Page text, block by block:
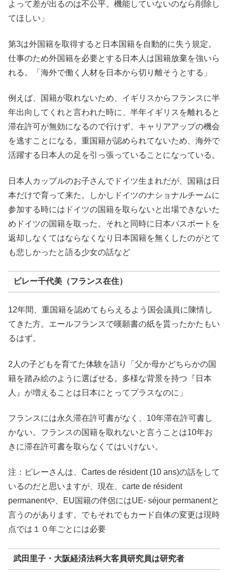
よって差が出るのは不公平。機能していないのなら削除し
てほしい」
第3は外国籍を取得すると日本国籍を自動的に失う規定。
仕事のため外国籍を必要とする日本人は国籍放棄を強いら
れる。「海外で働く人材を日本から切り離そうとする」
例えば、国籍が取れないため、イギリスからフランスに半
年出向してくれと言われた時に、半年イギリスを離れると
滞在許可が無効になるので行けず、キャリアアップの機会
を逃すことになる。重国籍が認められてないため、海外で
活躍する日本人の足を引っ張っていることになっている。
日本人カップルのお子さんでドイツ生まれだが、国籍は日
本だけで育って来た。しかしドイツのナショナルチームに
参加する時にはドイツの国籍を取らないと出場できないた
めドイツの国籍を取った。それと同時に日本パスポートを
返却しなくてはならなくなり日本国籍を無くしたのがとて
も悲しかったと語る少女の話など
ピレー千代美（フランス在住）
12年間、重国籍を認めてもらえるよう国会議員に陳情し
てきた方。エールフランスで嘆願書の紙を貰ったかたもい
るはず。
2人の子どもを育てた体験を語り「父か母かどちらかの国
籍を踏み絵のように選ばせる。多様な背景を持つ『日本
人』が増えることは日本にとってプラスなのに」
フランスには永久滞在許可書がなく、10年滞在許可書し
かない。フランスの国籍を取れないと言うことは10年お
きに滞在許可書を取らなくてはいけない。
注：ピレーさんは、Cartes de résident (10 ans)の話をして
いるのだと思いますが、現在、carte de résident
permanentや、EU国籍の伴侶にはUE- séjour permanentと
言うのがあります。でもそれでもカード自体の変更は現時
点では１０年ごとには必要
武田里子・大阪経済法科大客員研究員は研究者